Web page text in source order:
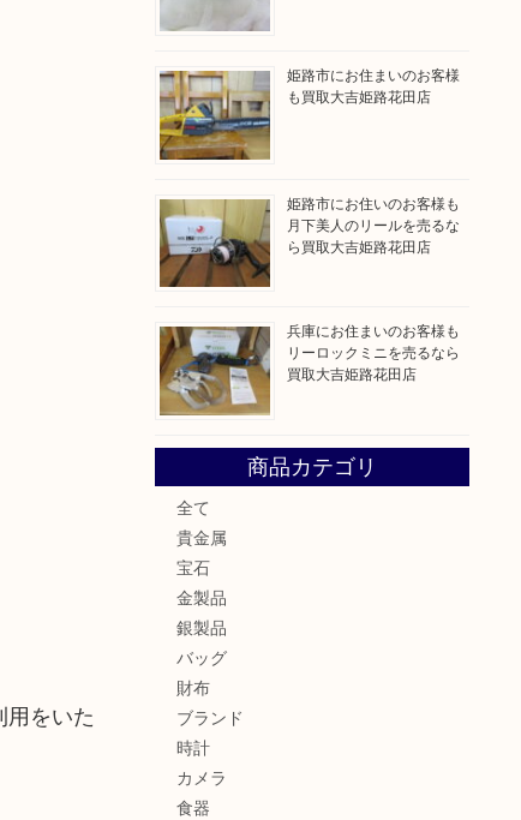
をいた
姫路市にお住まいのお客様
も買取大吉姫路花田店
姫路市にお住いのお客様も
月下美人のリールを売るな
ら買取大吉姫路花田店
兵庫にお住まいのお客様も
リーロックミニを売るなら
買取大吉姫路花田店
商品カテゴリ
全て
貴金属
宝石
金製品
銀製品
バッグ
財布
ブランド
時計
カメラ
食器